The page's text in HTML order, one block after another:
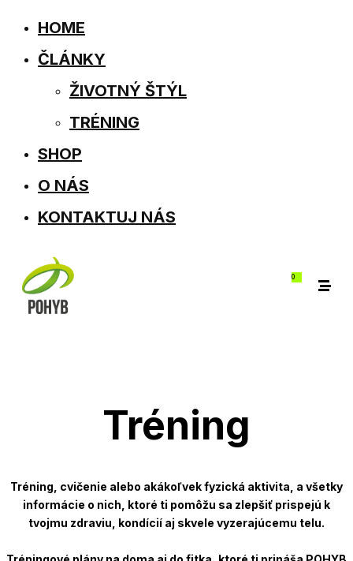
HOME
ČLÁNKY
ŽIVOTNÝ ŠTÝL
TRÉNING
SHOP
O NÁS
KONTAKTUJ NÁS
0
Tréning
Tréning, cvičenie alebo akákoľvek fyzická aktivita, a všetky
informácie o nich, ktoré ti pomôžu sa zlepšiť prispejú k
tvojmu zdraviu, kondícií aj skvele vyzerajúcemu telu.